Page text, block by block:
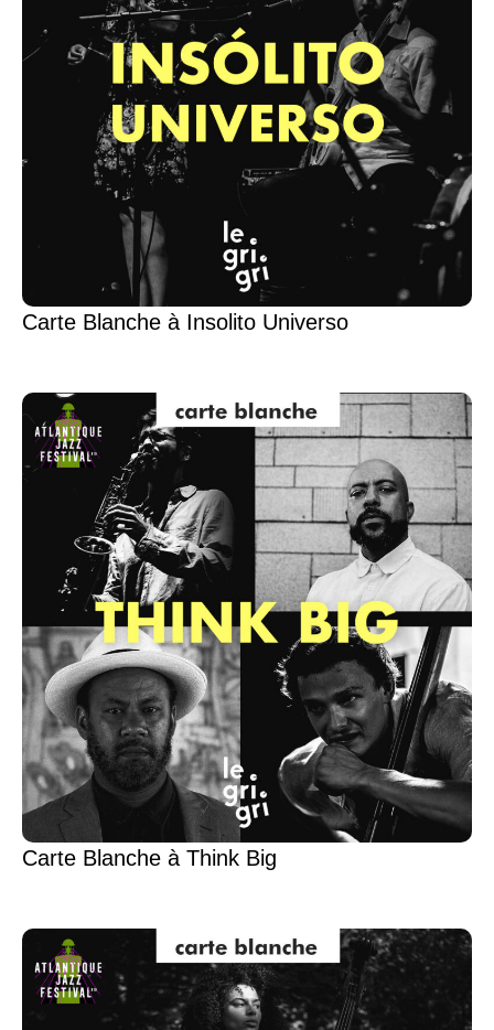
Carte Blanche à Insolito Universo
Carte Blanche à Think Big